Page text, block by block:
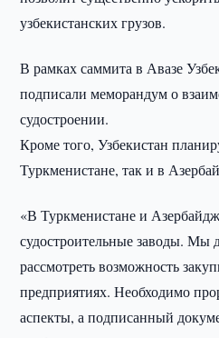
узбекистанских грузов.
В рамках саммита в Авазе
подписали меморандум о
судостроении.
Кроме того, Узбекистан
Туркменистане, так и в
«В Туркменистане и
судостроительные заводы. Мы
рассмотреть возможность
предприятиях. Необходимо
аспекты, а подписанный